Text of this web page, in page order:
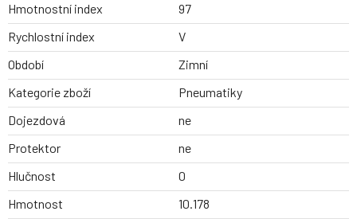
Hmotnostní index
97
Rychlostní index
V
Období
Zimní
Kategorie zboží
Pneumatiky
Dojezdová
ne
Protektor
ne
Hlučnost
0
Hmotnost
10.178